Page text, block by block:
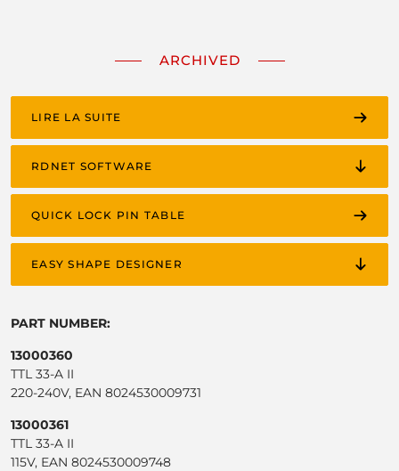
ARCHIVED
LIRE LA SUITE
RDNET SOFTWARE
QUICK LOCK PIN TABLE
EASY SHAPE DESIGNER
PART NUMBER:
13000360
TTL 33-A II
220-240V, EAN 8024530009731
13000361
TTL 33-A II
115V, EAN 8024530009748